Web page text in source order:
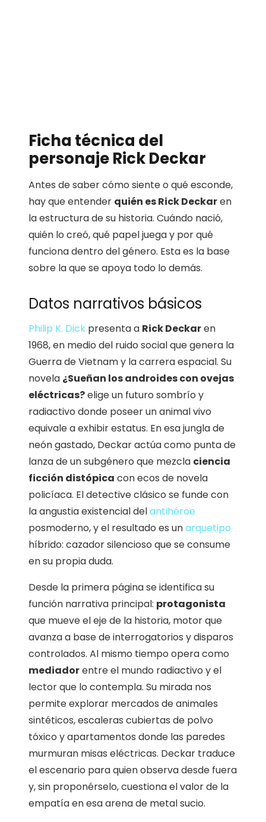
Ficha técnica del
personaje Rick Deckar
Antes de saber cómo siente o qué esconde,
hay que entender quién es Rick Deckaren
la estructura de su historia. Cuándo nació,
quién lo creó, qué papel juega y por qué
funciona dentro del género. Esta es la base
sobre la que se apoya todo lo demás.
Datos narrativos básicos
Philip K. Dick presenta a Rick Deckaren
1968, en medio del ruido social que genera la
Guerra de Vietnam y la carrera espacial. Su
novela ¿Sueñan los androides con ovejas
eléctricas?elige un futuro sombrío y
radiactivo donde poseer un animal vivo
equivale a exhibir estatus. En esa jungla de
neón gastado, Deckar actúa como punta de
lanza de un subgénero que mezcla ciencia
ficción distópica con ecos de novela
policíaca. El detective clásico se funde con
la angustia existencial delantihéroe
posmoderno, y el resultado es unarquetipo
híbrido: cazador silencioso que se consume
en su propia duda.
Desde la primera página se identifica su
función narrativa principal: protagonista
que mueve el eje de la historia, motor que
avanza a base de interrogatorios y disparos
controlados. Al mismo tiempo opera como
mediadorentre el mundo radiactivo y el
lector que lo contempla. Su mirada nos
permite explorar mercados de animales
sintéticos, escaleras cubiertas de polvo
tóxico y apartamentos donde las paredes
murmuran misas eléctricas. Deckar traduce
el escenario para quien observa desde fuera
y, sin proponérselo, cuestiona el valor de la
empatía en esa arena de metal sucio.